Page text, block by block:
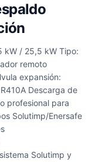
kW / 25,5 kW Tipo:
remoto
expansión:
Descarga de
profesional para
Solutimp/Enersafe
Solutimp y